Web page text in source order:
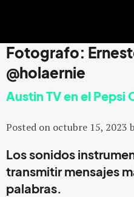
Fotografo:
@holaernie
Austin TV en el Pepsi
Posted on octubre 15, 2023
Los sonidos
transmitir mensajes
palabras.